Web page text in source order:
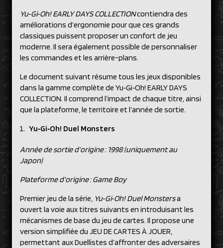
Yu‑Gi‑Oh! EARLY DAYS COLLECTIONcontiendra des
améliorations d’ergonomie pour que ces grands
classiques puissent proposer un confort de jeu
moderne. Il sera également possible de personnaliser
les commandes et les arrière-plans.
Le document suivant résume tous les jeux disponibles
dans la gamme complète de Yu‑Gi‑Oh! EARLY DAYS
COLLECTION. Il comprend l’impact de chaque titre, ainsi
que la plateforme, le territoire et l’année de sortie.
Yu‑Gi‑Oh! Duel Monsters
Année de sortie d’origine : 1998 (uniquement au
Japon)
Plateforme d’origine : Game Boy
Premier jeu de la série, Yu‑Gi‑Oh! Duel Monstersa
ouvert la voie aux titres suivants en introduisant les
mécanismes de base du jeu de cartes. Il propose une
version simplifiée du JEU DE CARTES À JOUER,
permettant aux Duellistes d’affronter des adversaires